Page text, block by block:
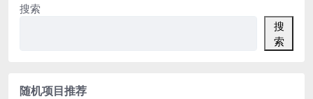
搜索
搜
索
随机项目推荐